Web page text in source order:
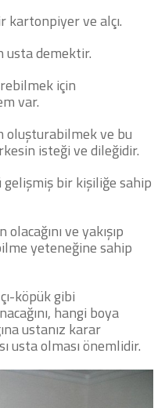
kartonpiyer ve alçı.
demektir.
için
var.
oluşturabilmek ve bu
isteği ve dileğidir.
gelişmiş bir kişiliğe sahip
ve yakışıp
yeteneğine sahip
köpük gibi
hangi boya
ustanız karar
usta olması önemlidir.